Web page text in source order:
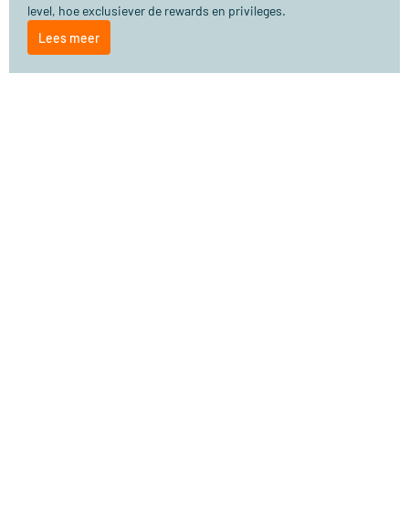
level, hoe exclusiever de rewards en privileges.
Lees meer